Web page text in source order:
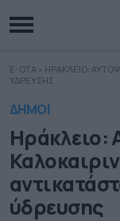
E-OTA » ΗΡΑΚΛΕΙΟ:
ΥΔΡΕΥΣΗΣ
ΔΗΜΟΙ
Ηράκλειο:
ύδρευσης